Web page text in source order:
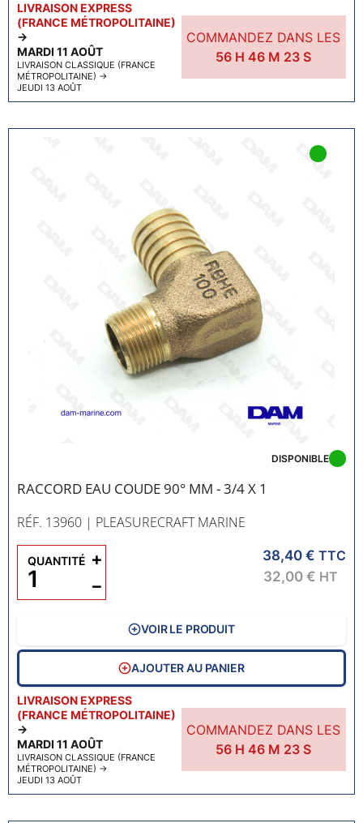
LIVRAISON EXPRESS
(FRANCE MÉTROPOLITAINE)
→
MARDI 11 AOÛT
LIVRAISON CLASSIQUE (FRANCE
MÉTROPOLITAINE) →
JEUDI 13 AOÛT
COMMANDEZ DANS LES
56 H46 M 22 S
RACCORD EAU COUDE 90° MM - 3/4 X 1
RÉF. 13960 | PLEASURECRAFT MARINE
LIVRAISON EXPRESS
(FRANCE MÉTROPOLITAINE)
→
MARDI 11 AOÛT
LIVRAISON CLASSIQUE (FRANCE
MÉTROPOLITAINE) →
JEUDI 13 AOÛT
COMMANDEZ DANS LES
56 H46 M 22 S
DISPONIBLE
38,40 € TTC
32,00 € HT
QUANTITÉ
−
+
VOIR LE PRODUIT
AJOUTER AU PANIER